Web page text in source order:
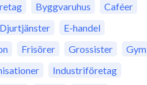
Byggvaruhus
Caféer
Djurtjänster
E-handel
Frisörer Grossister
Gym
Industriföretag